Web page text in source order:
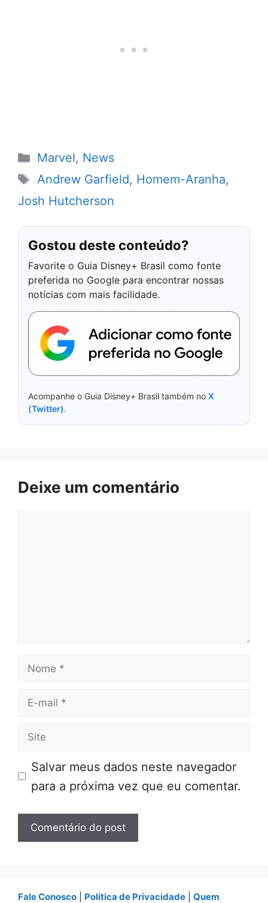
Categorias
Marvel, News
Tags
Andrew Garfield, Homem-Aranha,
Josh Hutcherson
Gostou deste conteúdo?
Favorite o Guia Disney+ Brasil como fonte
preferida no Google para encontrar nossas
notícias com mais facilidade.
Acompanhe o Guia Disney+ Brasil também no X
(Twitter).
Deixe um comentário
Nome
E-
Site
Salvar meus dados neste navegador
para a próxima vez que eu comentar.
Fale Conosco Política de Privacidade Quem